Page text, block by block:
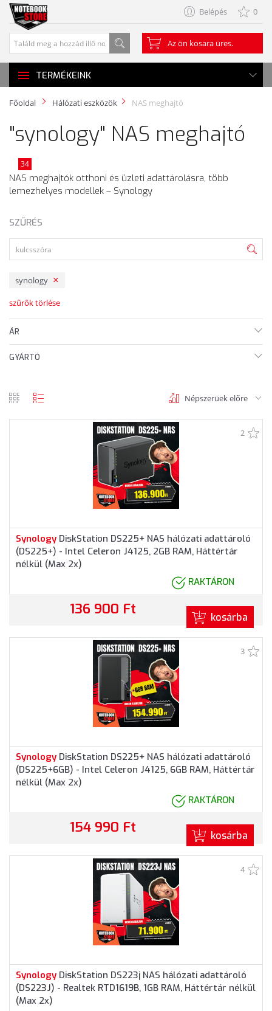
Belépés 0
Az ön kosara üres.
TERMÉKEINK
Főoldal Hálózati eszközök NAS meghajtó
"synology" NAS meghajtó
34
NAS meghajtók otthoni és üzleti adattárolásra, több
lemezhelyes modellek – Synology
SZŰRÉS
synology
szűrők törlése
ÁR
GYÁRTÓ
Népszerüek előre
2
Synology DiskStation DS225+ NAS hálózati adattároló
(DS225+) - Intel Celeron J4125, 2GB RAM, Háttértár
nélkül (Max 2x)
RAKTÁRON
136 900 Ft kosárba
3
Synology DiskStation DS225+ NAS hálózati adattároló
(DS225+6GB) - Intel Celeron J4125, 6GB RAM, Háttértár
nélkül (Max 2x)
RAKTÁRON
154 990 Ft kosárba
4
Synology DiskStation DS223j NAS hálózati adattároló
(DS223J) - Realtek RTD1619B, 1GB RAM, Háttértár nélkül
(Max 2x)